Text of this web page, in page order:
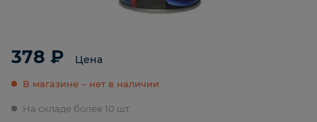
378 ₽ Цена
В магазине – нет в наличии
На складе более 10 шт.